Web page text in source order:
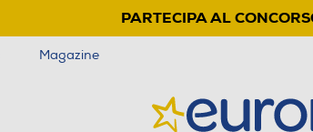
PARTECIPA AL
Magazine